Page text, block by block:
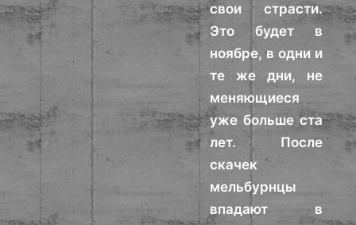
свои страсти.
Это будет в
ноябре, в одни и
те же дни, не
меняющиеся
уже больше ста
лет. После
скачек
мельбурнцы
впадают в